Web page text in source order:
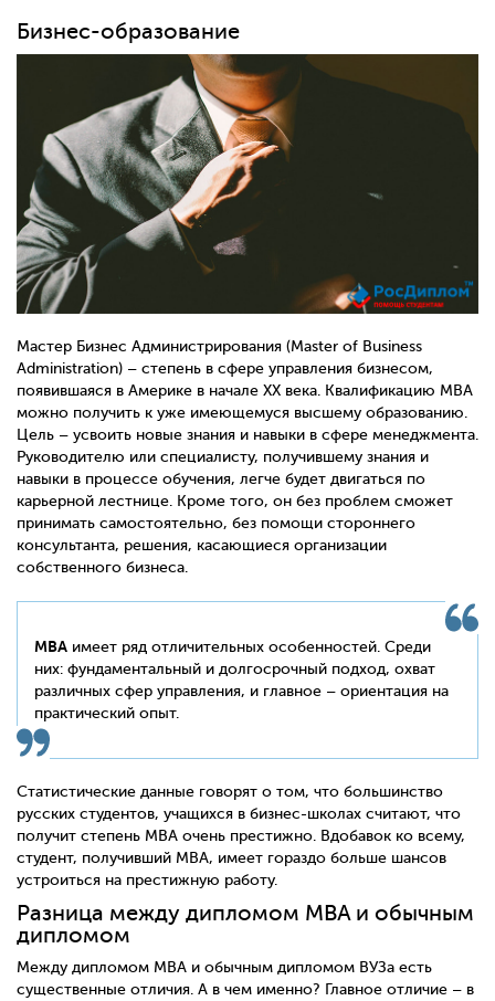
Бизнес-образование
Мастер Бизнес Администрирования (Master of Business
Administration) – степень в сфере управления бизнесом,
появившаяся в Америке в начале XX века. Квалификацию MBA
можно получить к уже имеющемуся высшему образованию.
Цель – усвоить новые знания и навыки в сфере менеджмента.
Руководителю или специалисту, получившему знания и
навыки в процессе обучения, легче будет двигаться по
карьерной лестнице. Кроме того, он без проблем сможет
принимать самостоятельно, без помощи стороннего
консультанта, решения, касающиеся организации
собственного бизнеса.
MBA имеет ряд отличительных особенностей. Среди
них: фундаментальный и долгосрочный подход, охват
различных сфер управления, и главное – ориентация на
практический опыт.
Статистические данные говорят о том, что большинство
русских студентов, учащихся в бизнес-школах считают, что
получит степень MBA очень престижно. Вдобавок ко всему,
студент, получивший MBA, имеет гораздо больше шансов
устроиться на престижную работу.
Разница между дипломом MBA и обычным
дипломом
Между дипломом MBA и обычным дипломом ВУЗа есть
существенные отличия. А в чем именно? Главное отличие – в